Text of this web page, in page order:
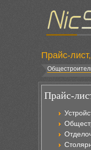
Прайс-
Прайс-